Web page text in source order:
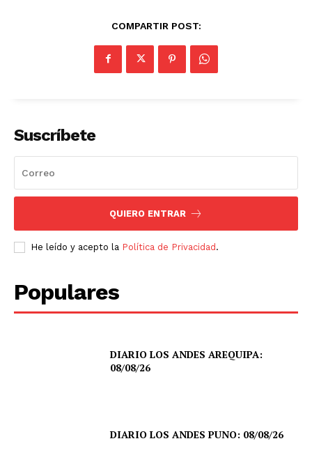
COMPARTIR POST:
Suscríbete
QUIERO ENTRAR
He leído y acepto la Política de Privacidad .
Populares
DIARIO LOS ANDES AREQUIPA:
08/08/26
DIARIO LOS ANDES PUNO: 08/08/26